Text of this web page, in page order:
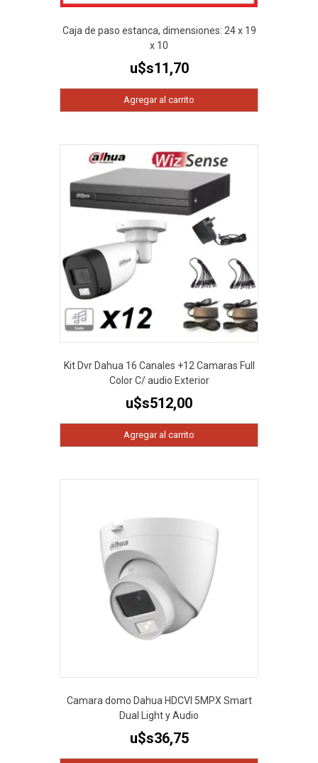
Caja de paso estanca, dimensiones: 24 x 19
x 10
u$s11,70
Agregar al carrito
Kit Dvr Dahua 16 Canales +12 Camaras Full
Color C/ audio Exterior
u$s512,00
Agregar al carrito
Camara domo Dahua HDCVI 5MPX Smart
Dual Light y Audio
u$s36,75